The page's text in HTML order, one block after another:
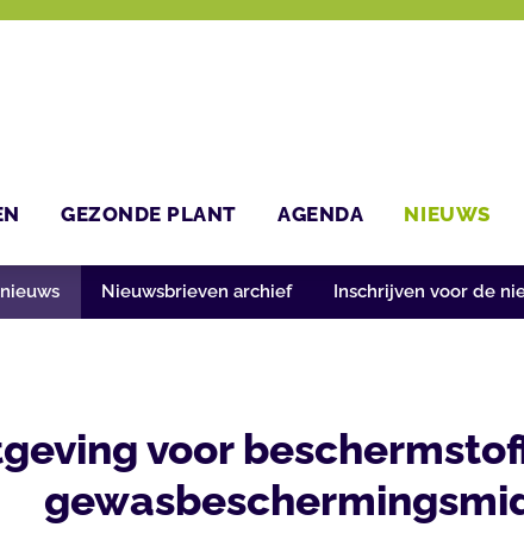
GEZONDE PLANT AGENDA NIEUWS
Nieuwsbrieven archief Inschrijven voor de
voor